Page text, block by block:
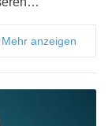
Mehr anzeigen